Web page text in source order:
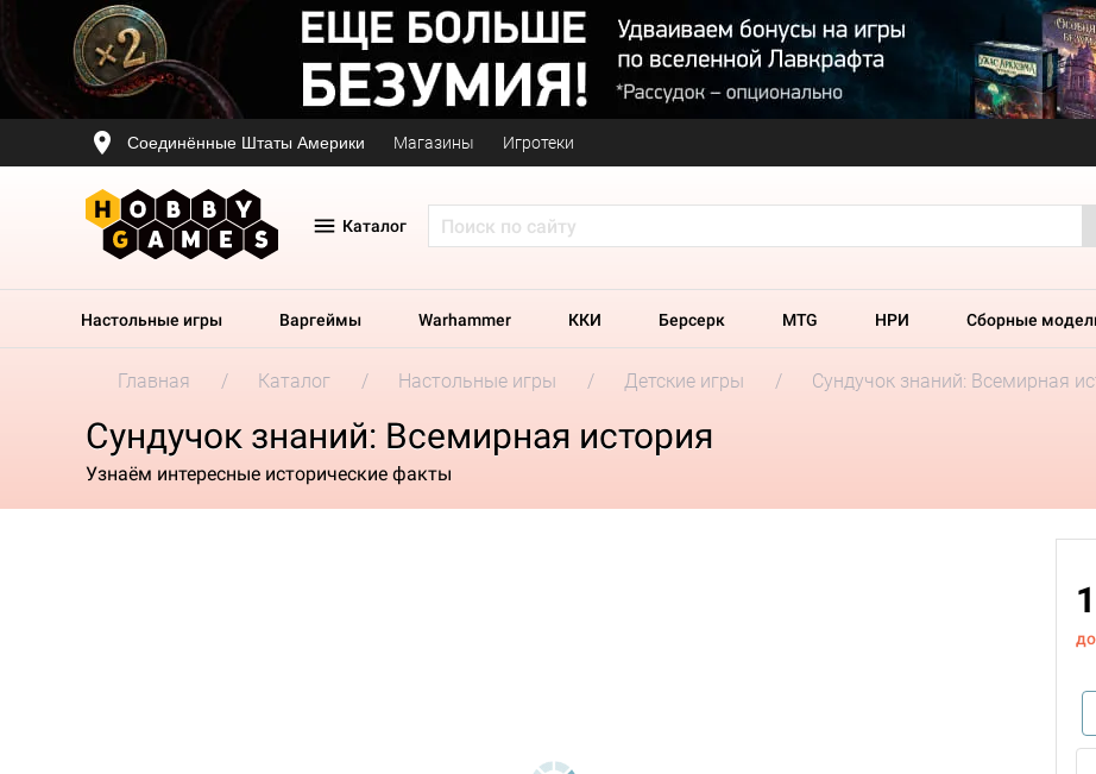
Соединённые Штаты Америки Магазины Игротеки
Каталог
Настольные игры Варгеймы Warhammer ККИ Берсерк MTG НРИ Сборные
Главная Каталог Настольные игры Детские игры Сундучок знаний: Всемирная
Сундучок знаний: Всемирная история
Узнаём интересные исторические факты